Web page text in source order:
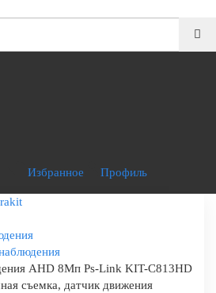
Избранное Профиль
AHD 8Мп Ps-Link KIT-C813HD
съемка, датчик движения